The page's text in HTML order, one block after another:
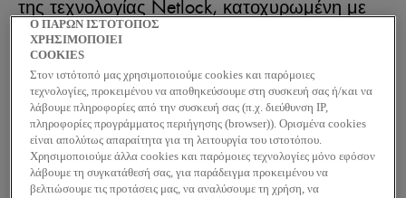
της τεχνολογίας Netlock, κατοχυρωμένη με
πολλαπλά διπλώματα ευρεσιτεχνίας, η
εξαιρετικά ανάλαφρη σύνθεσή του σχηματίζει
ένα προηγμένο φιλμ UV προστασίας, με
αόρατο τελείωμα, χωρίς λευκά ίχνη.
Ενισχυμένο με υαλουρονικό οξύ, κλάσματα
προβιοτικών και ιαματικό ηφαιστειακό νερό
της Vichy.
Ο ΠΑΡΩΝ ΙΣΤΟΤΟΠΟΣ
ΧΡΗΣΙΜΟΠΟΙΕΙ
COOKIES
Στον ιστότοπό μας χρησιμοποιούμε cookies και παρόμοιες
τεχνολογίες, προκειμένου να αποθηκεύσουμε στη συσκευή σας ή/και να
λάβουμε πληροφορίες από την συσκευή σας (π.χ. διεύθυνση IP,
πληροφορίες προγράμματος περιήγησης (browser)). Ορισμένα cookies
είναι απολύτως απαραίτητα για τη λειτουργία του ιστοτόπου.
Χρησιμοποιούμε άλλα cookies και παρόμοιες τεχνολογίες μόνο εφόσον
λάβουμε τη συγκατάθεσή σας, για παράδειγμα προκειμένου να
βελτιώσουμε τις προτάσεις μας, να αναλύσουμε τη χρήση, να